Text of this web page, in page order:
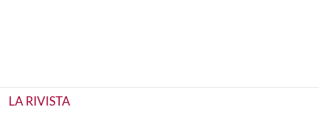
LA RIVISTA